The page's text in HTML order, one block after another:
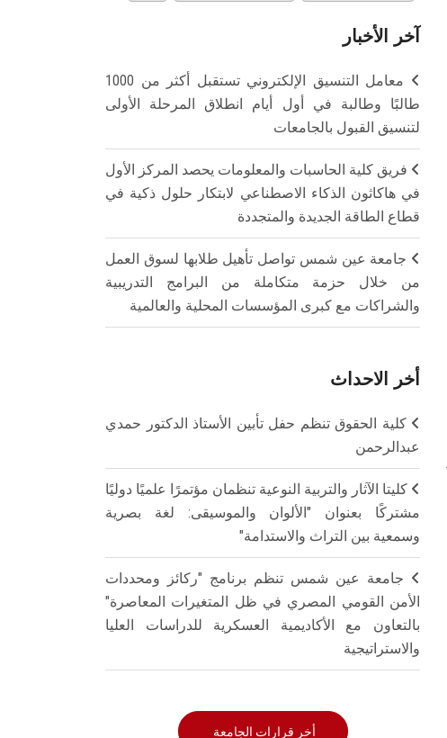
آخر الأخبار
معامل التنسيق الإلكتروني تستقبل أكثر من 1000
طالبًا وطالبة في أول أيام انطلاق المرحلة الأولى
لتنسيق القبول بالجامعات
فريق كلية الحاسبات والمعلومات يحصد المركز الأول
في هاكاثون الذكاء الاصطناعي لابتكار حلول ذكية في
قطاع الطاقة الجديدة والمتجددة
جامعة عين شمس تواصل تأهيل طلابها لسوق العمل
من خلال حزمة متكاملة من البرامج التدريبية
والشراكات مع كبرى المؤسسات المحلية والعالمية
أخر الاحداث
كلية الحقوق تنظم حفل تأبين الأستاذ الدكتور حمدي
عبدالرحمن
كليتا الآثار والتربية النوعية تنظمان مؤتمرًا علميًا دوليًا
مشتركًا بعنوان "الألوان والموسيقى: لغة بصرية
وسمعية بين التراث والاستدامة"
جامعة عين شمس تنظم برنامج "ركائز ومحددات
الأمن القومي المصري في ظل المتغيرات المعاصرة"
بالتعاون مع الأكاديمية العسكرية للدراسات العليا
والاستراتيجية
أخر قرارات الجامعة